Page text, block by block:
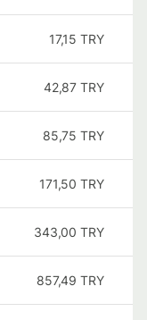
17,15 TRY
42,87 TRY
85,75 TRY
171,50 TRY
343,00 TRY
857,49 TRY